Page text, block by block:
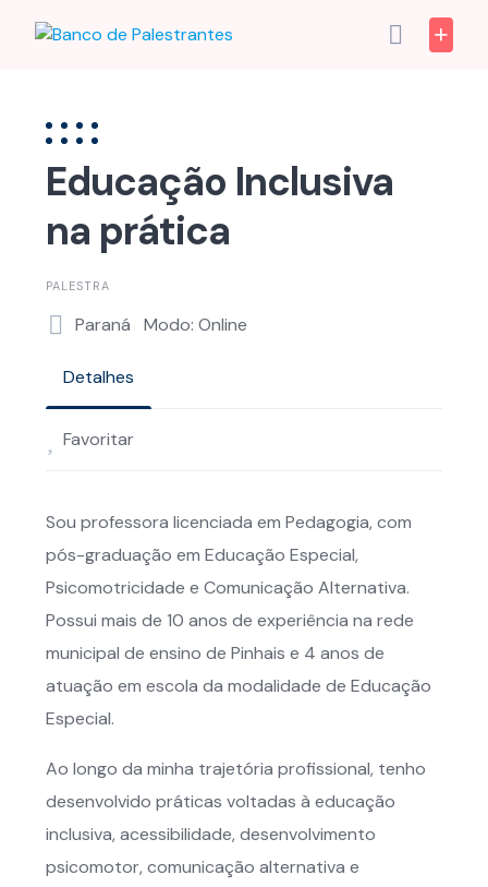
Educação Inclusiva
na prática
PALESTRA
Paraná Modo: Online
Detalhes
Favoritar
Sou professora licenciada em Pedagogia, com
pós-graduação em Educação Especial,
Psicomotricidade e Comunicação Alternativa.
Possui mais de 10 anos de experiência na rede
municipal de ensino de Pinhais e 4 anos de
atuação em escola da modalidade de Educação
Especial.
Ao longo da minha trajetória profissional, tenho
desenvolvido práticas voltadas à educação
inclusiva, acessibilidade, desenvolvimento
psicomotor, comunicação alternativa e